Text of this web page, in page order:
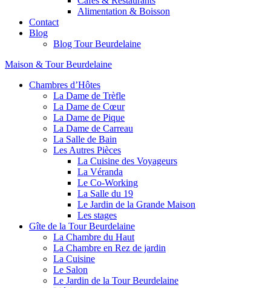
Alimentation & Boisson
Contact
Blog
Blog Tour Beurdelaine
Maison & Tour Beurdelaine
Chambres d’Hôtes
La Dame de Trèfle
La Dame de Cœur
La Dame de Pique
La Dame de Carreau
La Salle de Bain
Les Autres Pièces
La Cuisine des Voyageurs
La Véranda
Le Co-Working
La Salle du 19
Le Jardin de la Grande Maison
Les stages
Gîte de la Tour Beurdelaine
La Chambre du Haut
La Chambre en Rez de jardin
La Cuisine
Le Salon
Le Jardin de la Tour Beurdelaine